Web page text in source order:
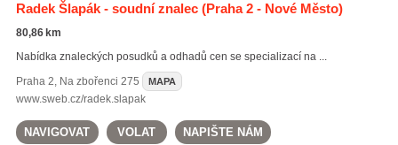
Radek Šlapák - soudní znalec(Praha 2 - Nové Město)
80,86 km
Nabídka znaleckých posudků a odhadů cen se specializací na ...
Praha 2, Na zbořenci 275 MAPA
www.sweb.cz/radek.slapak
NAVIGOVAT VOLAT NAPIŠTE NÁM